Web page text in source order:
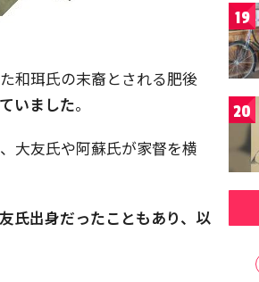
和珥氏の末裔とされる肥後
いました。
大友氏や阿蘇氏が家督を横
氏出身だったこともあり、以
19
20